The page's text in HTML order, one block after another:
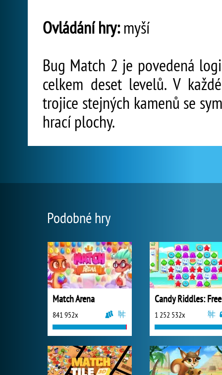
Ovládání hry:myší
Bug Match 2 je povedená
celkem deset levelů. V
trojice stejných kamenů se
hrací plochy.
Podobné hry
Match Arena
841 952x 1 252 532x